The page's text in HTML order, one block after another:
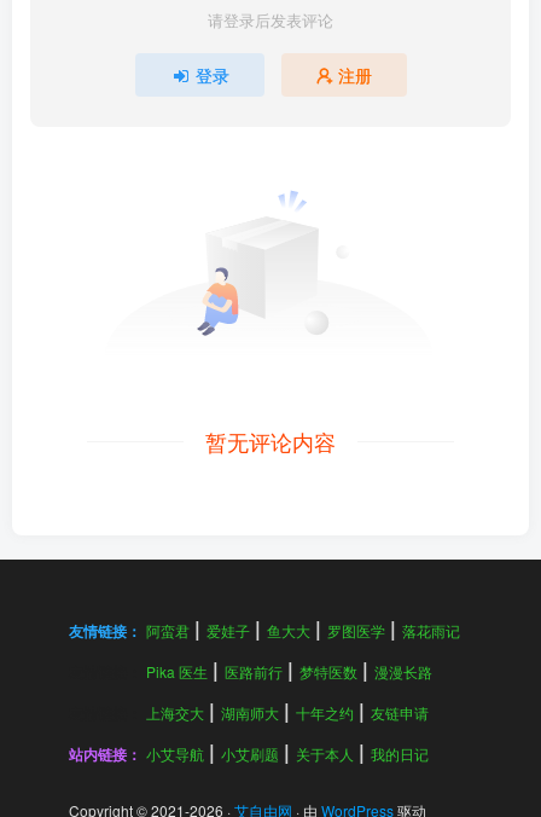
请登录后发表评论
登录 注册
暂无评论内容
友情链接： 阿蛮君 爱娃子 鱼大大 罗图医学 落花雨记
Pika 医生 医路前行 梦特医数 漫漫长路
上海交大 湖南师大 十年之约 友链申请
站内链接： 小艾导航 小艾刷题 关于本人 我的日记
Copyright © 2021-2026 ·艾自由网 · 由 WordPress驱动